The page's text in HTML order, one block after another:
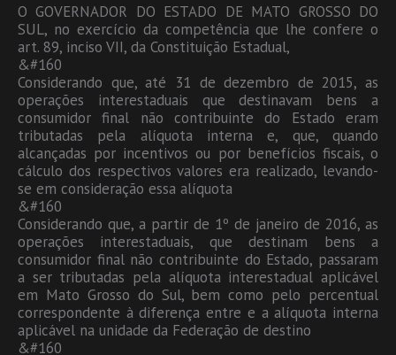
O GOVERNADOR DO ESTADO DE MATO GROSSO DO
SUL, no exercício da competência que lhe confere o
art. 89, inciso VII, da Constituição Estadual,
&#160
Considerando que, até 31 de dezembro de 2015, as
operações interestaduais que destinavam bens a
consumidor final não contribuinte do Estado eram
tributadas pela alíquota interna e, que, quando
alcançadas por incentivos ou por benefícios fiscais, o
cálculo dos respectivos valores era realizado, levando-
se em consideração essa alíquota
&#160
Considerando que, a partir de 1º de janeiro de 2016, as
operações interestaduais, que destinam bens a
consumidor final não contribuinte do Estado, passaram
a ser tributadas pela alíquota interestadual aplicável
em Mato Grosso do Sul, bem como pelo percentual
correspondente à diferença entre e a alíquota interna
aplicável na unidade da Federação de destino
&#160